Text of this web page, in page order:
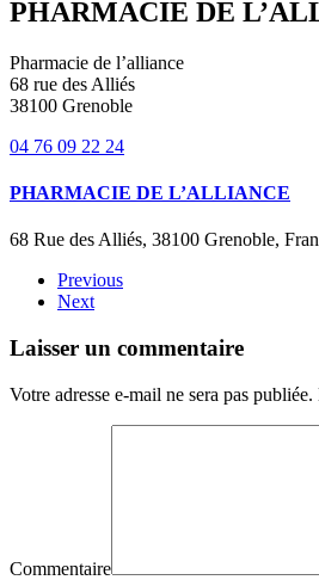
PHARMACIE DE
Pharmacie de l’alliance
68 rue des Alliés
38100 Grenoble
04 76 09 22 24
PHARMACIE DE L’ALLIANCE
68 Rue des Alliés, 38100 Grenoble,
Previous
Next
Laisser un commentaire
Votre adresse e-mail ne sera pas
Commentaire